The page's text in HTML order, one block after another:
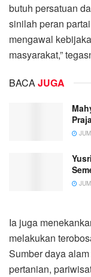
butuh persatuan
sinilah peran
mengawal
masyarakat,”
BACAJUGA
Ia juga
melakukan
Sumber daya
pertanian,